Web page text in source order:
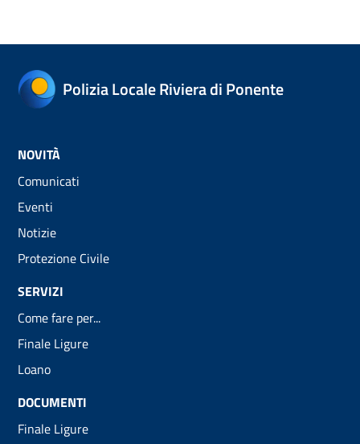
Polizia Locale Riviera di Ponente
NOVITÀ
Comunicati
Eventi
Notizie
Protezione Civile
SERVIZI
Come fare per...
Finale Ligure
Loano
DOCUMENTI
Finale Ligure